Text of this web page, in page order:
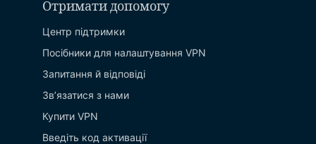
Отримати допомогу
Центр підтримки
Посібники для налаштування VPN
Запитання й вiдповiдi
Зв’язатися з нами
Купити VPN
Введіть код активації